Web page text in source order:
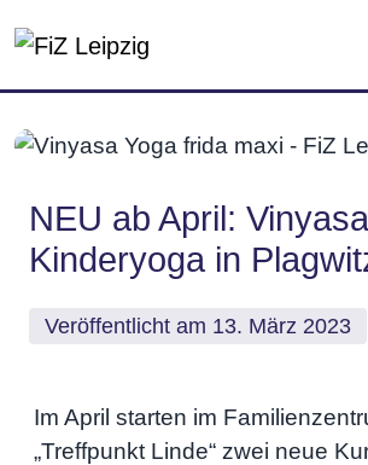
NEU ab April:
Kinderyoga in
Veröffentlicht am 13. März 2023
Im April starten im
„Treffpunkt Linde“ zwei neue